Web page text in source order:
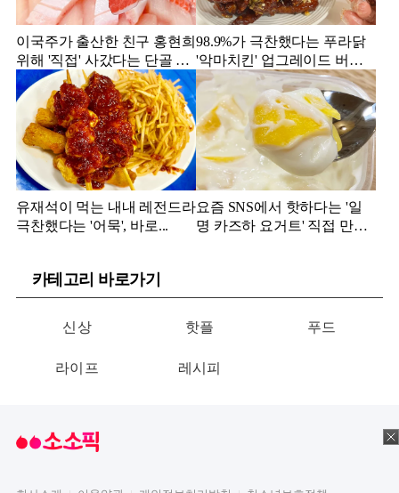
이국주가 출산한 친구 홍현희
위해 '직접' 사갔다는 단골 횟
집
98.9%가 극찬했다는 푸라닭
'악마치킨' 업그레이드 버전
의 실물
유재석이 먹는 내내 레전드라
극찬했다는 '어묵', 바로...
요즘 SNS에서 핫하다는 '일
명 카즈하 요거트' 직접 만들
카테고리 바로가기
신상 핫플 푸드
라이프 레시피